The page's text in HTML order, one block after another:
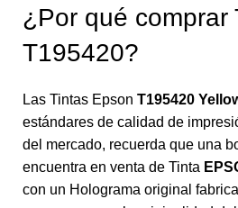
¿Por qué comprar
T195420?
Las Tintas Epson T195420
estándares de calidad de
del mercado, recuerda que una
encuentra en venta de Tinta
con un Holograma original